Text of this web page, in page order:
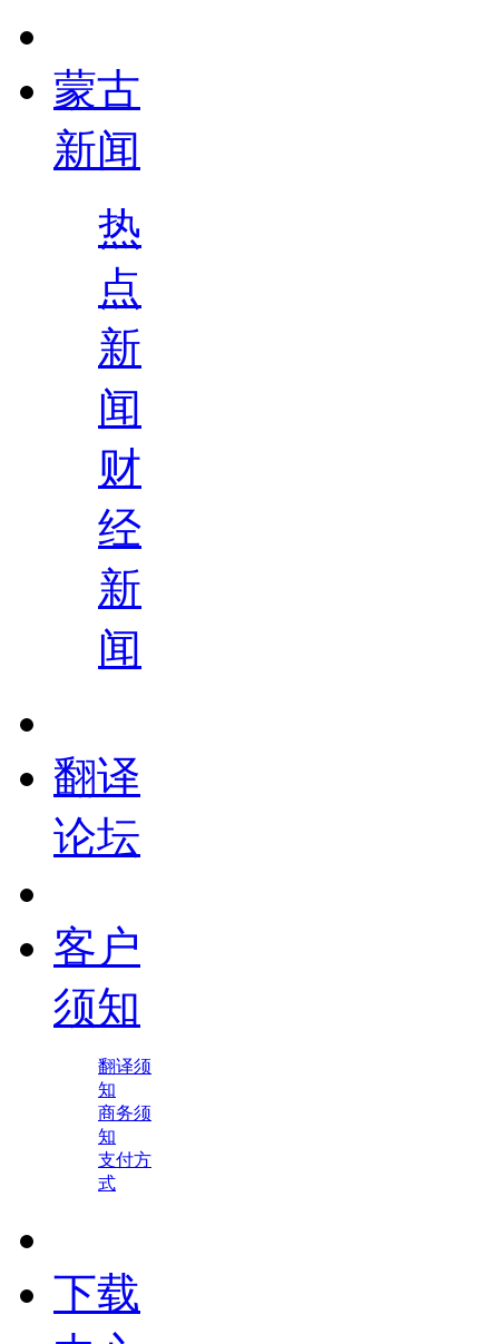
蒙古
新闻
热
点
新
闻
财
经
新
闻
翻译
论坛
客户
须知
翻译须
知
商务须
知
支付方
式
下载